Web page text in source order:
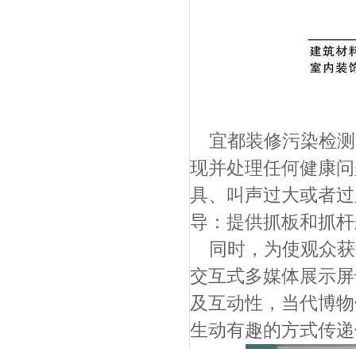
宜都装修污染检
现并处理任何健康
具、叫声过大或者
导：提供抓板和抓
同时，为使观众
交互式多媒体展示
及互动性，当代博
生动有趣的方式传